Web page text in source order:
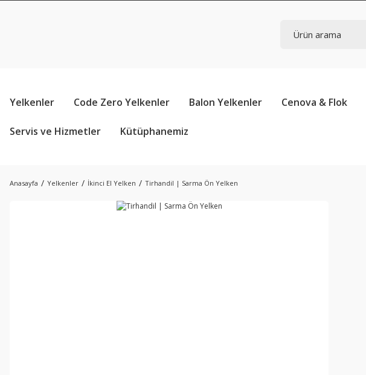
Yelkenler Code Zero Yelkenler Balon Yelkenler Cenova & Flok
Servis ve Hizmetler Kütüphanemiz
Anasayfa Yelkenler İkinci El Yelken Tirhandil | Sarma Ön Yelken